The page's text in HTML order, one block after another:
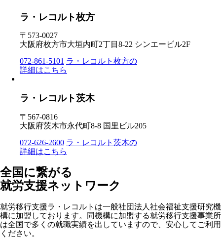
ラ・レコルト枚方
〒573-0027
大阪府枚方市大垣内町2丁目8-22 シンエービル2F
072-861-5101 ラ・レコルト枚方の
詳細はこちら
ラ・レコルト茨木
〒567-0816
大阪府茨木市永代町8-8 国里ビル205
072-626-2600 ラ・レコルト茨木の
詳細はこちら
全国に繋がる
就労支援ネットワーク
就労移行支援ラ・レコルトは一般社団法人社会福祉支援研究機
構に加盟しております。同機構に加盟する就労移行支援事業所
は全国で多くの就職実績を出していますので、安心してご利用
ください。